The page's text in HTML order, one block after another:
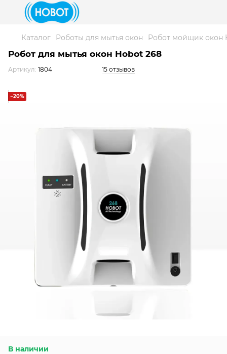
Каталог Роботы для мытья окон Робот мойщик окон
Робот для мытья окон Hobot 268
Артикул: 1804 15 отзывов
−20%
В наличии